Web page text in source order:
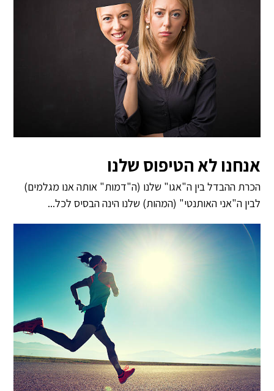
אנחנו לא הטיפוס שלנו
הכרת ההבדל בין ה"אגו" שלנו (ה"דמות" אותה אנו מגלמים)
לבין ה"אני האותנטי" (המהות) שלנו הינה הבסיס לכל...